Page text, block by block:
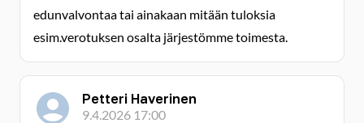
edunvalvontaa tai ainakaan mitään tuloksia
esim.verotuksen osalta järjestömme toimesta.
Petteri Haverinen
9.4.2026 17:00